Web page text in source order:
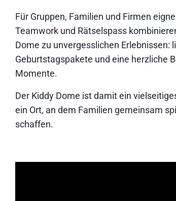
Für Gruppen, Familien und Firmen
Teamwork und Rätselspass
Dome zu unvergesslichen
Geburtstagspakete und eine herzliche
Momente.
Der Kiddy Dome ist damit ein
ein Ort, an dem Familien gemeinsam
schaffen.